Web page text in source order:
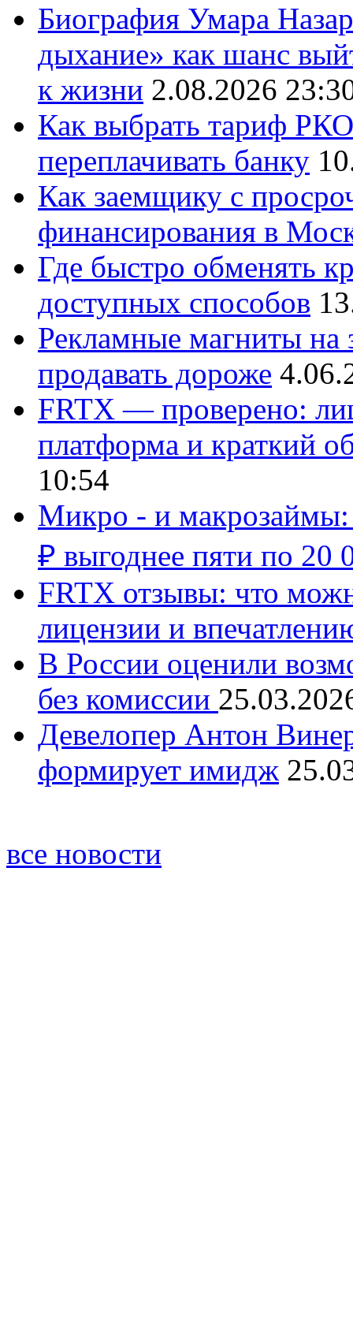
Биография Умара
дыхание» как шанс
к жизни 2.08.2026
Как выбрать тариф
переплачивать банку
Как заемщику с
финансирования в
Где быстро обменять
доступных способов
Рекламные магниты на
продавать дороже
FRTX — проверено:
платформа и краткий
10:54
Микро - и макрозаймы:
₽ выгоднее пяти по 20
FRTX отзывы: что
лицензии и
В России оценили
без комиссии
Девелопер Антон
формирует имидж
все новости